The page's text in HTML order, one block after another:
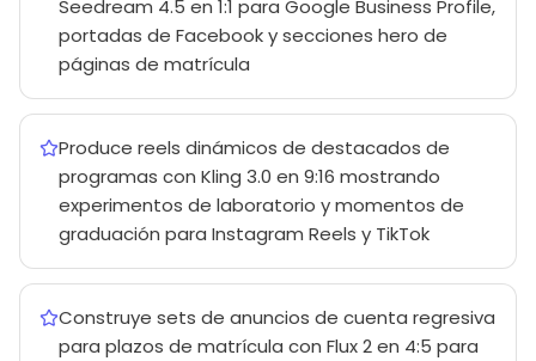
Seedream 4.5 en 1:1 para Google Business Profile,
portadas de Facebook y secciones hero de
páginas de matrícula
Produce reels dinámicos de destacados de
programas con Kling 3.0 en 9:16 mostrando
experimentos de laboratorio y momentos de
graduación para Instagram Reels y TikTok
Construye sets de anuncios de cuenta regresiva
para plazos de matrícula con Flux 2 en 4:5 para